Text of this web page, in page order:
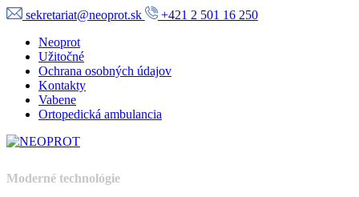
sekretariat@neoprot.sk
+421 2 501 16 250
Neoprot
Užitočné
Ochrana osobných údajov
Kontakty
Vabene
Ortopedická ambulancia
Moderné technológie